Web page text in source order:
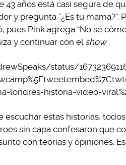
43 años está casi segura de
y pregunta “¿Es tu
pues Pink agrega “No sé
y continuar con el show .
status/
londres-historia-video-
estas historias,
sin capa confesaron que
con teorías y opiniones.